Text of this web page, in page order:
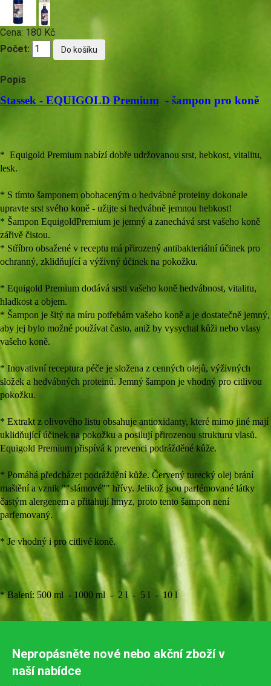
Cena: 180 Kč
Počet:
Popis
Stassek - EQUIGOLD Premium - šampon pro koně
* Equigold Premium nabízí dobře udržovanou srst, hebkost, vitalitu,
lesk.
* S tímto šamponem obohaceným o hedvábné proteiny dokonale
upravte srst svého koně - užijte si hedvábně jemnou hebkost!
* Šampon EquigoldPremium je jemný a zanechává srst vašeho koně
zářivě čistou.
* Stříbro obsažené v receptu má přirozený antibakteriální účinek pro
ochranný, zklidňující a výživný účinek na pokožku.
* Equigold Premium dodává srsti vašeho koně hedvábnost, vitalitu,
hladkost a objem.
* Šampon je šitý na míru potřebám vašeho koně a je dostatečně jemný,
aby jej bylo možné používat často, aniž by vysychal kůži nebo vlasy
vašeho koně.
* Inovativní receptura péče je složena z cenných olejů, výživných
složek a hedvábných proteinů. Jemný šampon je vhodný pro citlivou
pokožku.
* Extrakt z olivového listu obsahuje antioxidanty, které mimo jiné mají
uklidňující účinek na pokožku a posilují přirozenou strukturu vlasů.
Equigold Premium přispívá k prevenci podrážděné kůže.
* Pomáhá předcházet podráždění kůže. Červený turecký olej brání
maštění a vznik ""slámové"" hřívy. Jelikož jsou parfémované látky
častým alergenem a přitahují hmyz, proto tento šampon není
parfemovaný.
* Je vhodný i pro citlivé koně.
* Balení: 500 ml - 1000 ml - 2 l - 5 l - 10 l
Nepropásněte nové nebo akční zboží v
naší nabídce